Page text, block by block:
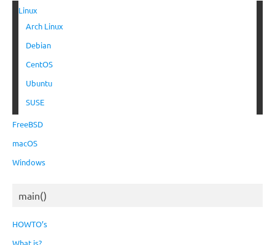
Linux
Arch Linux
Debian
CentOS
Ubuntu
SUSE
FreeBSD
macOS
Windows
main()
HOWTO’s
What is?